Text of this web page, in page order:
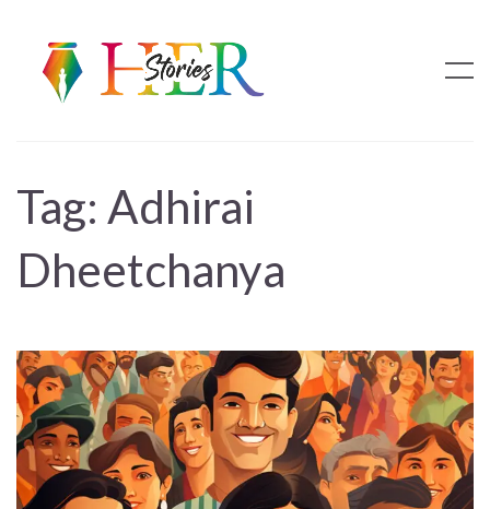
Tag: Adhirai
Dheetchanya